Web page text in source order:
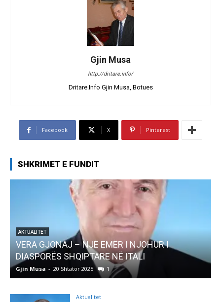
Gjin Musa
http://dritare.info/
Dritare.Info Gjin Musa, Botues
Facebook X Pinterest
SHKRIMET E FUNDIT
AKTUALITET
Pregaditi Gjin Musa-Rome- Shtator 2025
Gjin Musa - 8 Shtator 2025
Aktualitet